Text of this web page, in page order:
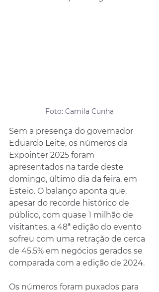
Foto: Camila Cunha
Sem a presença do governador
Eduardo Leite, os números da
Expointer 2025 foram
apresentados na tarde deste
domingo, último dia da feira, em
Esteio. O balanço aponta que,
apesar do recorde histórico de
público, com quase 1 milhão de
visitantes, a 48ª edição do evento
sofreu com uma retração de cerca
de 45,5% em negócios gerados se
comparada com a edição de 2024.
Os números foram puxados para